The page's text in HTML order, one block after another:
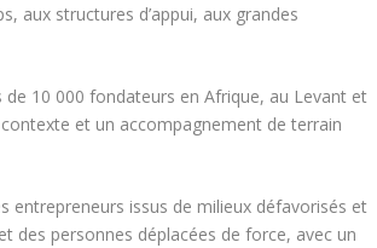
aux structures d’appui, aux grandes
10 000 fondateurs en Afrique, au Levant et
et un accompagnement de terrain
entrepreneurs issus de milieux défavorisés et
des personnes déplacées de force, avec un